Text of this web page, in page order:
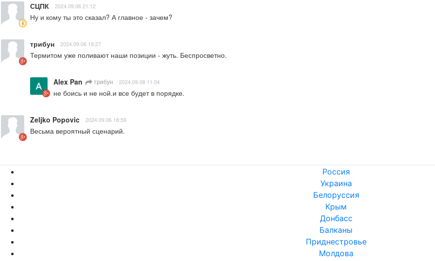
СЦПК 2024.09.06 21:12
Ну и кому ты это сказал? А главное - зачем?
трибун 2024.09.06 19:27
Термитом уже поливают наши позиции - жуть. Беспросветно.
Alex Pan трибун 2024.09.08 11:04
не боись и не ной.и все будет в порядке.
Zeljko Popovic 2024.09.06 18:59
Весьма вероятный сценарий.
Россия
Украина
Белоруссия
Крым
Донбасс
Балканы
Приднестровье
Молдова